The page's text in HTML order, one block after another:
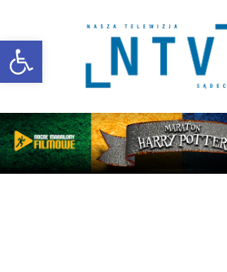
Otwórz pasek narzędzi